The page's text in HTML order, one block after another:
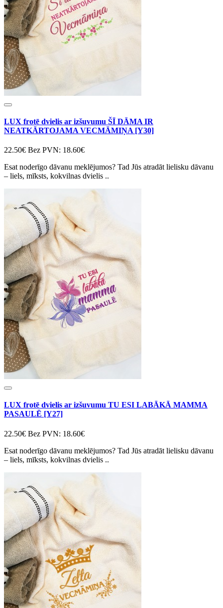
LUX frotē dvielis ar izšuvumu ŠĪ DĀMA IR
NEATKĀRTOJAMA VECMĀMIŅA [Y30]
22.50€ Bez PVN: 18.60€
Esat noderīgo dāvanu meklējumos? Tad Jūs atradāt lielisku dāvanu
– liels, mīksts, kokvilnas dvielis ..
LUX frotē dvielis ar izšuvumu TU ESI LABĀKĀ MAMMA
PASAULĒ [Y27]
22.50€ Bez PVN: 18.60€
Esat noderīgo dāvanu meklējumos? Tad Jūs atradāt lielisku dāvanu
– liels, mīksts, kokvilnas dvielis ..